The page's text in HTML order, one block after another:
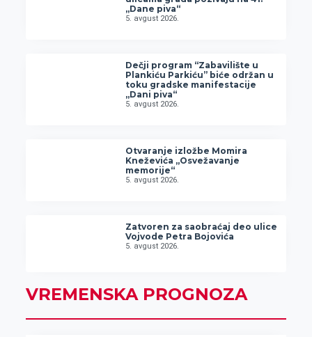
„Dane piva“
5. avgust 2026.
Dečji program “Zabavilište u
Plankiću Parkiću” biće održan u
toku gradske manifestacije
„Dani piva“
5. avgust 2026.
Otvaranje izložbe Momira
Kneževića „Osvežavanje
memorije“
5. avgust 2026.
Zatvoren za saobraćaj deo ulice
Vojvode Petra Bojovića
5. avgust 2026.
VREMENSKA PROGNOZA